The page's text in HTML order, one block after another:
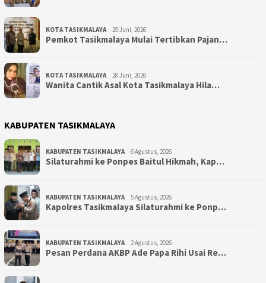
KOTA TASIKMALAYA 29 Juni, 2026
Pemkot Tasikmalaya Mulai Tertibkan Pajan…
KOTA TASIKMALAYA 28 Juni, 2026
Wanita Cantik Asal Kota Tasikmalaya Hila…
KABUPATEN TASIKMALAYA
KABUPATEN TASIKMALAYA 6 Agustus, 2026
Silaturahmi ke Ponpes Baitul Hikmah, Kap…
KABUPATEN TASIKMALAYA 5 Agustus, 2026
Kapolres Tasikmalaya Silaturahmi ke Ponp…
KABUPATEN TASIKMALAYA 2 Agustus, 2026
Pesan Perdana AKBP Ade Papa Rihi Usai Re…